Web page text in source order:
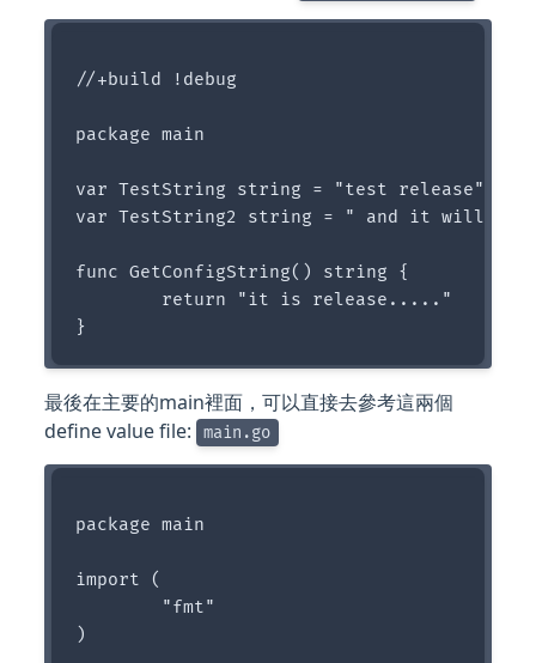
//+build !debug
package main
var TestString string = "test release"
var TestString2 string = " and it will run
func GetConfigString() string {
最後在主要的main裡面，可以直接去參考這兩個
define value file:
main.go
package main
import (
)